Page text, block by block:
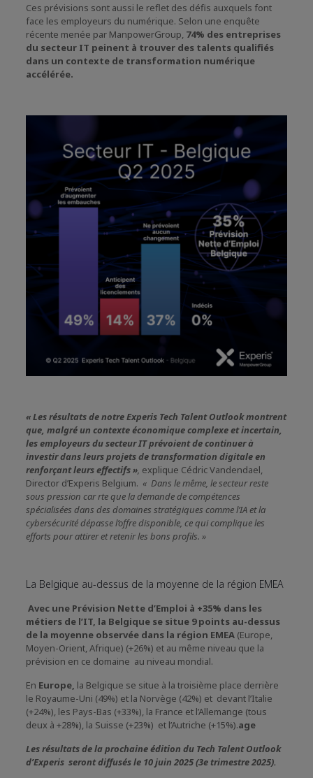
Ces prévisions sont aussi le reflet des défis auxquels font
face les employeurs du numérique. Selon une enquête
récente menée par ManpowerGroup, 74% des entreprises
du secteur IT peinent à trouver des talents qualifiés
dans un contexte de transformation numérique
accélérée.
« Les résultats de notre Experis Tech Talent Outlook montrent
que, malgré un contexte économique complexe et incertain,
les employeurs du secteur IT prévoient de continuer à
investir dans leurs projets de transformation digitale en
renforçant leurs effectifs », explique Cédric Vandendael,
Director d’Experis Belgium. « Dans le même, le secteur reste
sous pression car rte que la demande de compétences
spécialisées dans des domaines stratégiques comme l’IA et la
cybersécurité dépasse l’offre disponible, ce qui complique les
efforts pour attirer et retenir les bons profils. »
La Belgique au-dessus de la moyenne de la région EMEA
Avec une Prévision Nette d’Emploi à +35% dans les
métiers de l’IT, la Belgique se situe 9 points au-dessus
de la moyenne observée dans la région EMEA (Europe,
Moyen-Orient, Afrique) (+26%) et au même niveau que la
prévision en ce domaine au niveau mondial.
En Europe, la Belgique se situe à la troisième place derrière
le Royaume-Uni (49%) et la Norvège (42%) et devant l’Italie
(+24%), les Pays-Bas (+33%), la France et l’Allemange (tous
deux à +28%), la Suisse (+23%) et l’Autriche (+15%).age
Les résultats de la prochaine édition du Tech Talent Outlook
d’Experis seront diffusés le 10 juin 2025 (3e trimestre 2025).